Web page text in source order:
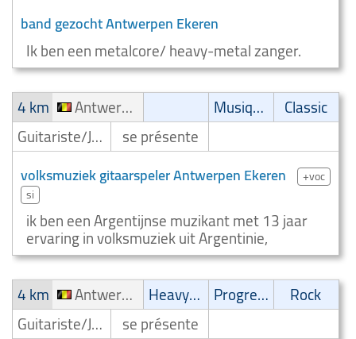
band gezocht Antwerpen Ekeren
Ik ben een metalcore/ heavy-metal zanger.
4 km
Antwerpen Ekeren Musique latine
Classic
Guitariste/Joueur de guitare
se présente
volksmuziek gitaarspeler Antwerpen Ekeren
+voc
si
ik ben een Argentijnse muzikant met 13 jaar
ervaring in volksmuziek uit Argentinie,
4 km
Antwerpen Ekeren Heavy-Metal Progressive
Rock
Guitariste/Joueur de guitare
se présente